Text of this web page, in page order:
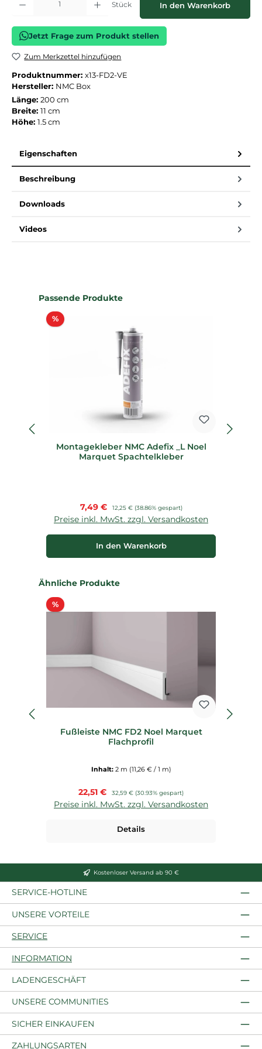
Stück In den Warenkorb
Jetzt Frage zum Produkt stellen
Zum Merkzettel hinzufügen
Produktnummer: x13-FD2-VE
Hersteller: NMC Box
Länge: 200 cm
Breite: 11 cm
Höhe: 1.5 cm
Eigenschaften
Beschreibung
Downloads
Videos
Produktgalerie überspringen
Passende Produkte
%Rabatt
Montagekleber NMC Adefix _L Noel
Marquet Spachtelkleber
Verkaufspreis:
7,49 € Regulärer Preis:
12,25 € (38.86% gespart)
Preise inkl. MwSt. zzgl. Versandkosten
In den Warenkorb
Produktgalerie überspringen
Ähnliche Produkte
%Rabatt
Fußleiste NMC FD2 Noel Marquet
Flachprofil
Inhalt: 2 m (11,26 € / 1 m)
Verkaufspreis:
22,51 € Regulärer Preis:
32,59 € (30.93% gespart)
Preise inkl. MwSt. zzgl. Versandkosten
Details
Kostenloser Versand ab 90 €
SERVICE-HOTLINE
UNSERE VORTEILE
SERVICE
INFORMATION
LADENGESCHÄFT
UNSERE COMMUNITIES
SICHER EINKAUFEN
ZAHLUNGSARTEN